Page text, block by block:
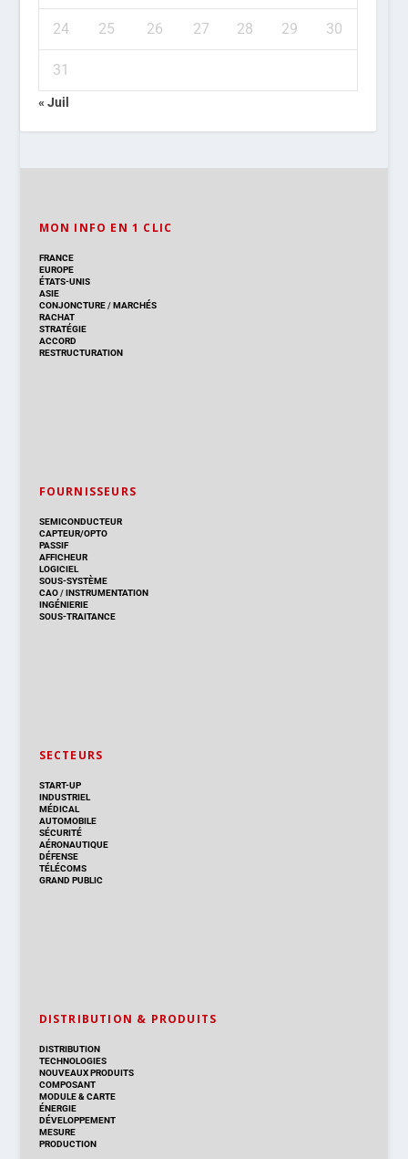
24 25 26 27 28 29 30
31
« Juil
MON INFO EN 1 CLIC
FRANCE
EUROPE
ÉTATS-UNIS
ASIE
CONJONCTURE/ MARCHÉS
RACHAT
STRATÉGIE
ACCORD
RESTRUCTURATION
FOURNISSEURS
SEMICONDUCTEUR
CAPTEUR/OPTO
PASSIF
AFFICHEUR
LOGICIEL
SOUS-SYSTÈME
CAO/INSTRUMENTATION
INGÉNIERIE
SOUS-TRAITANCE
SECTEURS
START-UP
INDUSTRIEL
MÉDICAL
AUTOMOBILE
SÉCURITÉ
AÉRONAUTIQUE
DÉFENSE
TÉLÉCOMS
GRAND PUBLIC
DISTRIBUTION & PRODUITS
DISTRIBUTION
TECHNOLOGIES
NOUVEAUX PRODUITS
COMPOSANT
MODULE & CARTE
ÉNERGIE
DÉVELOPPEMENT
MESURE
PRODUCTION